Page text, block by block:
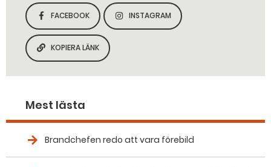
DELA SIDAN PÅ
FACEBOOK
DELA SIDAN PÅ
INSTAGRAM
KOPIERA SIDANS LÄNK
KOPIERA LÄNK
Mest lästa
Brandchefen redo att vara förebild